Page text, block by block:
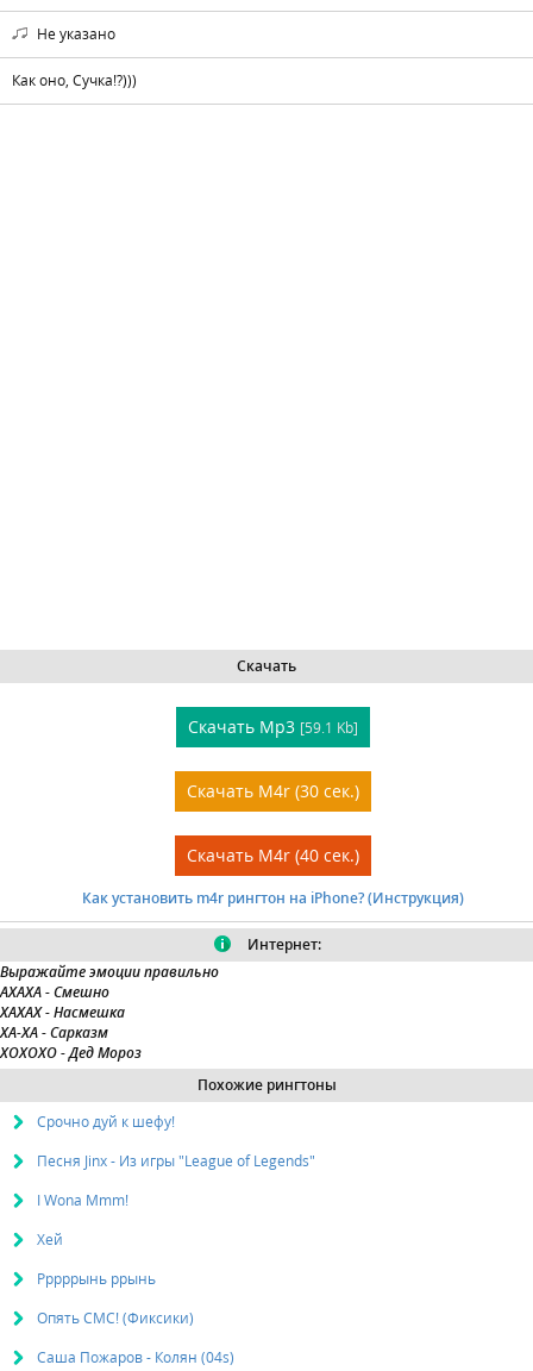
Не указано
Как оно, Сучка!?)))
Скачать
Скачать Mp3 [59.1 Kb]
Скачать M4r (30 сек.)
Скачать M4r (40 сек.)
Как установить m4r рингтон на iPhone? (Инструкция)
Интернет:
Выражайте эмоции правильно
АХАХА- Смешно
ХАХАХ- Насмешка
ХА-ХА- Сарказм
ХОХОХО- Дед Мороз
Похожие рингтоны
Срочно дуй к шефу!
Песня Jinx - Из игры "League of Legends"
I Wona Mmm!
Хей
Рррррынь ррынь
Опять СМС! (Фиксики)
Саша Пожаров - Колян (04s)